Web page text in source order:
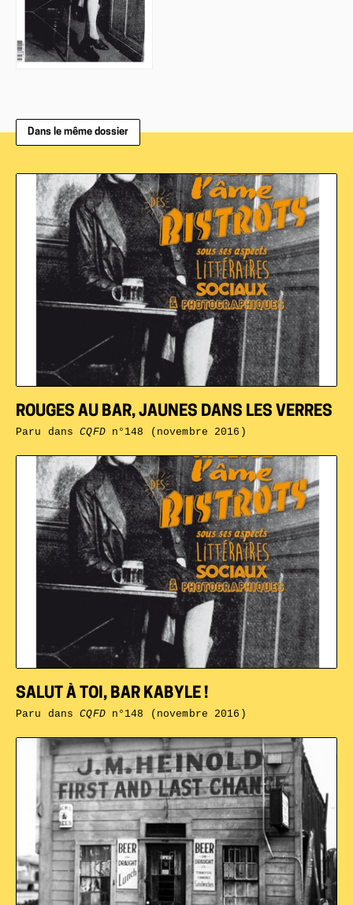
Dans le même dossier
SALUT À TOI, BAR KABYLE !
Paru dansCQFDn°148 (novembre 2016)
ROUGES AU BAR, JAUNES DANS LES VERRES
Paru dansCQFDn°148 (novembre 2016)